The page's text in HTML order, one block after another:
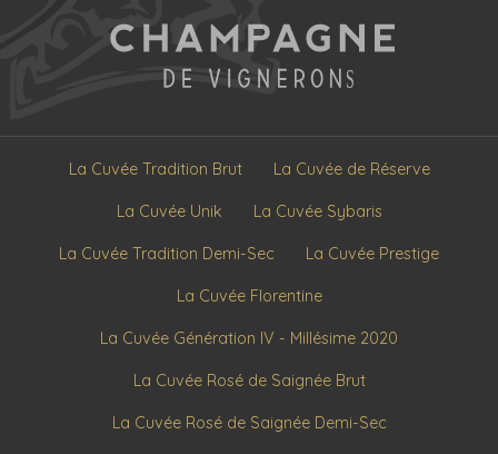
La Cuvée Tradition Brut La Cuvée de Réserve
La Cuvée Unik La Cuvée Sybaris
La Cuvée Tradition Demi-Sec La Cuvée Prestige
La Cuvée Florentine
La Cuvée Génération IV - Millésime 2020
La Cuvée Rosé de Saignée Brut
La Cuvée Rosé de Saignée Demi-Sec